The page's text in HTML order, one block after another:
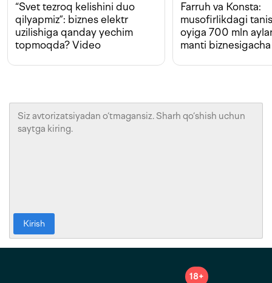
“Svet tezroq kelishini duo
qilyapmiz”: biznes elektr
uzilishiga qanday yechim
topmoqda? Video
Farruh va Konsta:
musofirlikdagi
oyiga 700 mln
manti biznesigacha
Kirish
18+